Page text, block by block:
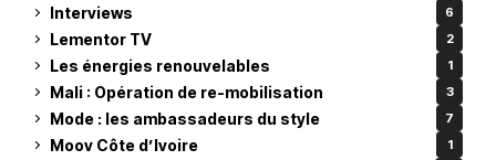
Interviews 6
Lementor TV 2
Les énergies renouvelables 1
Mali : Opération de re-mobilisation 3
Mode : les ambassadeurs du style 7
Moov Côte d’Ivoire 1